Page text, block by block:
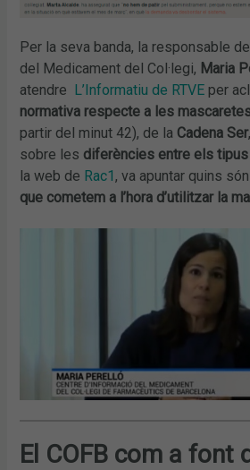
Per la seva banda, la responsable
del Medicament del Col·legi, Maria
atendre
L’Informatiu de RTVE per
normativa respecte a les
partir del minut 42), de la Cadena Ser
sobre les diferències entre els
la web de Rac1, va apuntar quins
que cometem a l’hora d’utilitzar la
El COFB com a font